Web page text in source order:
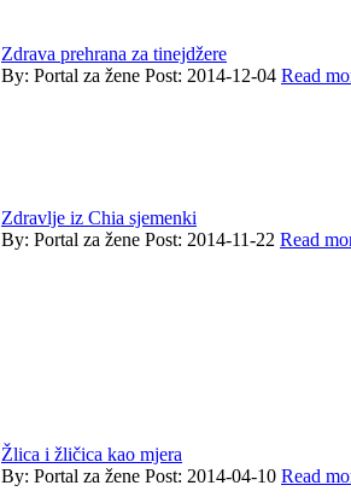
Zdrava prehrana za tinejdžere
By: Portal za žene Post: 2014-12-04 Read
Zdravlje iz Chia sjemenki
By: Portal za žene Post: 2014-11-22 Read
Žlica i žličica kao mjera
By: Portal za žene Post: 2014-04-10 Read